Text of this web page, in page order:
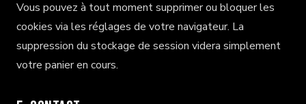
Vous pouvez à tout moment supprimer ou bloquer les
cookies via les réglages de votre navigateur. La
suppression du stockage de session videra simplement
votre panier en cours.